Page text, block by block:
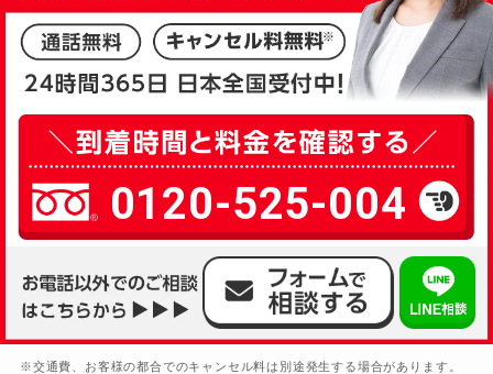
0120-525-004
※交通費、お客様の都合でのキャンセル料は別途発生する場合があります。